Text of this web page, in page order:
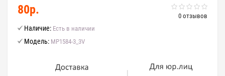
0 отзывов
80р.
Наличие: Есть в наличии
Модель: MP1584-3_3V